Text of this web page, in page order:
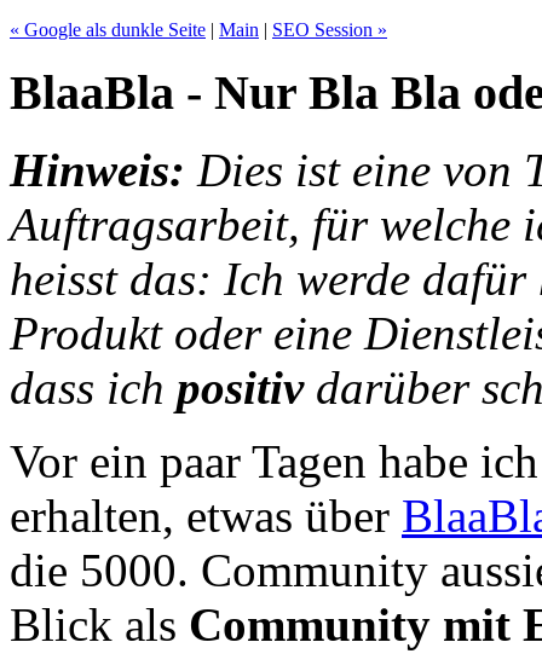
« Google als dunkle Seite | Main | SEO Session »
BlaaBla - Nur Bla Bla
Hinweis: Dies ist eine von
Auftragsarbeit, für welche
heisst das: Ich werde
Produkt oder eine
dass ich positivdarüber
Vor ein paar Tagen habe
erhalten, etwas über
die 5000. Community
Blick als Community mit